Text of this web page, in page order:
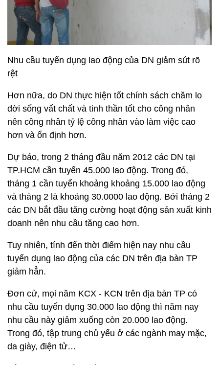
Nhu cầu tuyển dụng lao động của DN giảm sút rõ
rệt
Hơn nữa, do DN thực hiện tốt chính sách chăm lo
đời sống vất chất và tinh thần tốt cho công nhân
nên công nhân tỷ lệ công nhân vào làm việc cao
hơn và ổn định hơn.
Dự báo, trong 2 tháng đầu năm 2012 các DN tại
TP.HCM cần tuyển 45.000 lao động. Trong đó,
tháng 1 cần tuyển khoảng khoảng 15.000 lao động
và tháng 2 là khoảng 30.0000 lao động. Bởi tháng 2
các DN bắt đầu tăng cường hoạt động sản xuất kinh
doanh nên nhu cầu tăng cao hơn.
Tuy nhiên, tính đến thời điểm hiện nay nhu cầu
tuyển dụng lao động của các DN trên địa bàn TP
giảm hẳn.
Đơn cử, mọi năm KCX - KCN trên địa bàn TP có
nhu cầu tuyển dụng 30.000 lao động thì năm nay
nhu cầu này giảm xuống còn 20.000 lao động.
Trong đó, tập trung chủ yếu ở các ngành may mặc,
da giày, điện tử…